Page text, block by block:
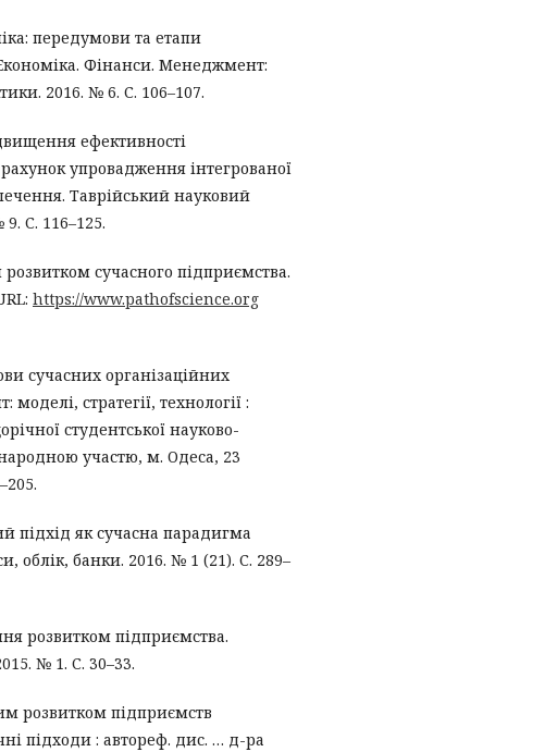
передумови та етапи
Економіка. Фінанси. Менеджмент:
2016. № 6. С. 106–107.
ефективності
упровадження інтегрованої
Таврійський науковий
С. 116–125.
сучасного підприємства.
https://www.pathofscience.org
сучасних організаційних
стратегії, технології :
студентської науково-
участю, м. Одеса, 23
підхід як сучасна парадигма
облік, банки. 2016. № 1 (21). С. 289–
розвитком підприємства.
№ 1. С. 30–33.
розвитком підприємств
підходи : автореф. дис. … д-ра